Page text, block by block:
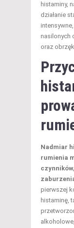
histaminy,
działanie
nasilonych
oraz
Nadmiar
rumienia
pierwszej
histaminę,